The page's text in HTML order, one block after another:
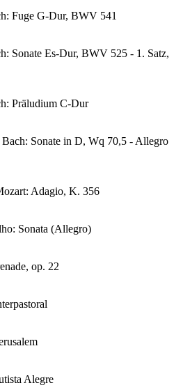
Fuge G-Dur, BWV 541
Sonate Es-Dur, BWV 525 - 1. Satz,
Präludium C-Dur
Sonate in D, Wq 70,5 - Allegro
Adagio, K. 356
Sonata (Allegro)
op. 22
Alegre